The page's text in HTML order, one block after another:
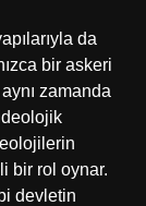
da
bir askeri
zamanda
bir rol oynar.
devletin